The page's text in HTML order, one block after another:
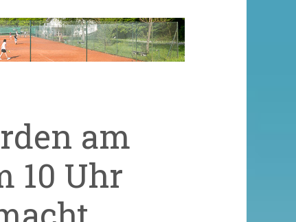
am
10 Uhr